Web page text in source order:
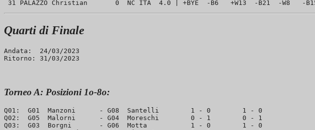
Quarti di Finale
Andata:  24/03/2023
Torneo A: Posizioni 1o-8o:
Q01:  G01  Manzoni      - G08  Santelli        1 - 0        1 - 0
Q02:  G05  Malorni      - G04  Moreschi        0 - 1        0 - 1
Q03:  G03  Borgni       - G06  Motta           1 - 0        1 - 0